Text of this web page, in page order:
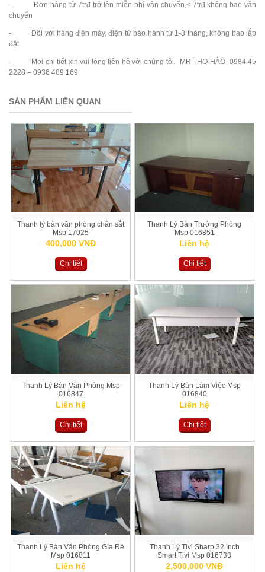
- Đơn hàng từ 7trđ trở lên miễn phí vận chuyển,< 7trđ không bao vận
chuyển
- Đối với hàng điện máy, điện tử bảo hành từ 1-3 tháng, không bao lắp
đặt
- Mọi chi tiết xin vui lòng liên hệ với chúng tôi. MR THỌ HÀO 0984 45
2228 – 0936 489 169
SẢN PHẨM LIÊN QUAN
Thanh lý bàn văn phòng chân sắt
Msp 17025
400,000 VNĐ
Chi tiết
Thanh Lý Bàn Trưởng Phòng
Msp 016851
Liên hệ
Chi tiết
Thanh Lý Bàn Văn Phòng Msp
016847
Liên hệ
Chi tiết
Thanh Lý Bàn Làm Việc Msp
016840
Liên hệ
Chi tiết
Thanh Lý Bàn Văn Phòng Gía Rẻ
Msp 016811
Liên hệ
Thanh Lý Tivi Sharp 32 Inch
Smart Tivi Msp 016733
2,500,000 VNĐ